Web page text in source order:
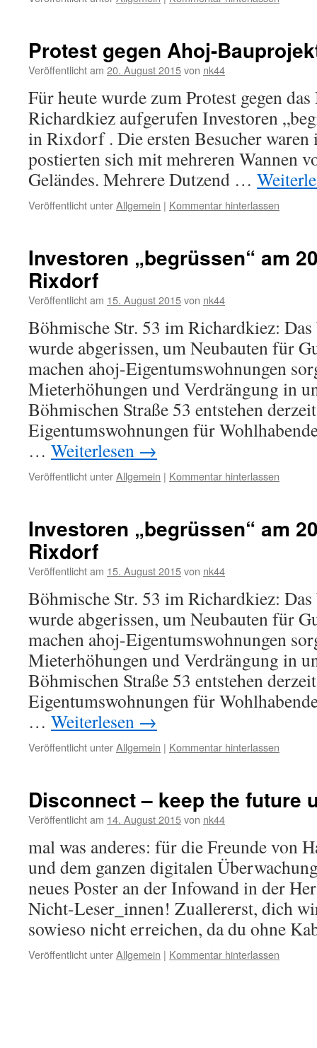
Protest gegen Ahoj-
Veröffentlicht am 20. August 2015von nk44
Für heute wurde zum Protest gegen
Richardkiez aufgerufen Investoren
in Rixdorf . Die ersten Besucher
postierten sich mit mehreren Wannen
Geländes. Mehrere Dutzend …
Veröffentlicht unterAllgemein | Kommentar hinterlassen
Investoren „begrüssen“ am
Rixdorf
Veröffentlicht am 15. August 2015von nk44
Böhmische Str. 53 im Richardkiez: Das
wurde abgerissen, um Neubauten für
machen ahoj-Eigentumswohnungen
Mieterhöhungen und Verdrängung in
Böhmischen Straße 53 entstehen
Eigentumswohnungen für
… Weiterlesen →
Veröffentlicht unterAllgemein | Kommentar hinterlassen
Investoren „begrüssen“ am
Rixdorf
Veröffentlicht am 15. August 2015von nk44
Böhmische Str. 53 im Richardkiez: Das
wurde abgerissen, um Neubauten für
machen ahoj-Eigentumswohnungen
Mieterhöhungen und Verdrängung in
Böhmischen Straße 53 entstehen
Eigentumswohnungen für
… Weiterlesen →
Veröffentlicht unterAllgemein | Kommentar hinterlassen
Disconnect – keep the future
Veröffentlicht am 14. August 2015von nk44
mal was anderes: für die Freunde von
und dem ganzen digitalen
neues Poster an der Infowand in der
Nicht-Leser_innen! Zuallererst, dich
sowieso nicht erreichen, da du ohne
Veröffentlicht unterAllgemein | Kommentar hinterlassen